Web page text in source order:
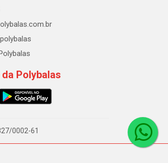
Polybalas
0002-61